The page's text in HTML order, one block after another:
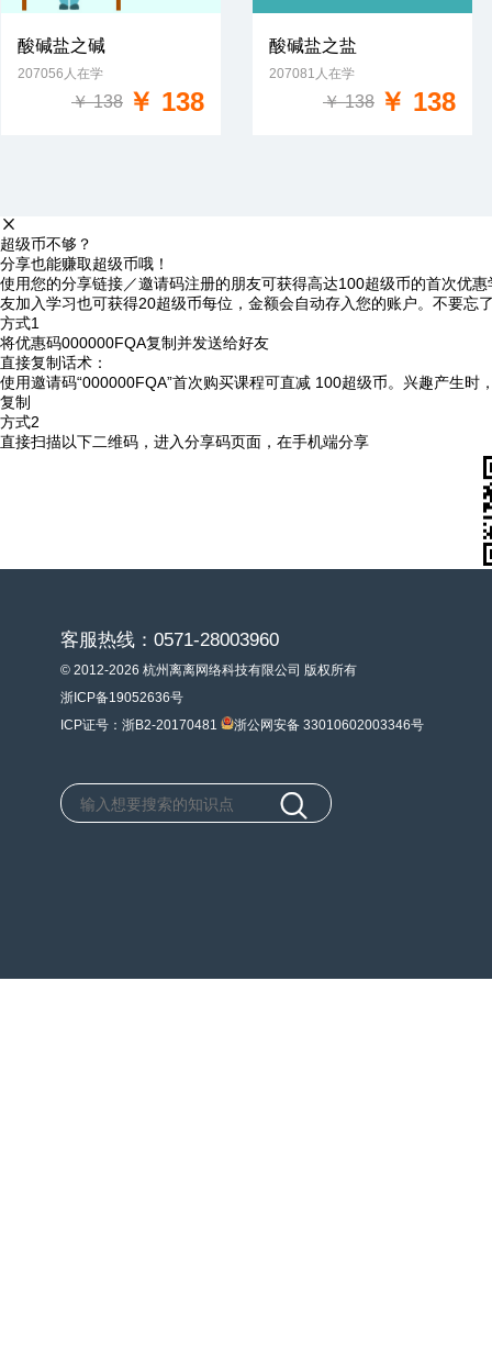
免费试学
酸碱盐之碱
207056人在学
￥ 138 ￥ 138
免费试学
酸碱盐之盐
207081人在学
￥ 138 ￥ 138
超级币不够？
分享也能赚取超级币哦！
使用您的分享链接／邀请码注册的朋友可获得高达100超级币的首次优
友加入学习也可获得20超级币每位，金额会自动存入您的账户。不要忘
方式1
将优惠码000000FQA复制并发送给好友
直接复制话术：
使用邀请码“000000FQA”首次购买课程可直减 100超级币。兴趣产生时
复制
方式2
直接扫描以下二维码，进入分享码页面，在手机端分享
客服热线：0571-28003960
© 2012-2026 杭州离离网络科技有限公司 版权所有
浙ICP备19052636号
ICP证号：浙B2-20170481
浙公网安备 33010602003346号